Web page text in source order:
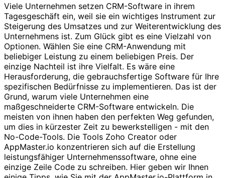
Viele Unternehmen setzen CRM-Software in ihrem
Tagesgeschäft ein, weil sie ein wichtiges Instrument zur
Steigerung des Umsatzes und zur Weiterentwicklung des
Unternehmens ist. Zum Glück gibt es eine Vielzahl von
Optionen. Wählen Sie eine CRM-Anwendung mit
beliebiger Leistung zu einem beliebigen Preis. Der
einzige Nachteil ist ihre Vielfalt. Es wäre eine
Herausforderung, die gebrauchsfertige Software für Ihre
spezifischen Bedürfnisse zu implementieren. Das ist der
Grund, warum viele Unternehmen eine
maßgeschneiderte CRM-Software entwickeln. Die
meisten von ihnen haben den perfekten Weg gefunden,
um dies in kürzester Zeit zu bewerkstelligen - mit den
No-Code-Tools. Die Tools Zoho Creator oder
AppMaster.io konzentrieren sich auf die Erstellung
leistungsfähiger Unternehmenssoftware, ohne eine
einzige Zeile Code zu schreiben. Hier geben wir Ihnen